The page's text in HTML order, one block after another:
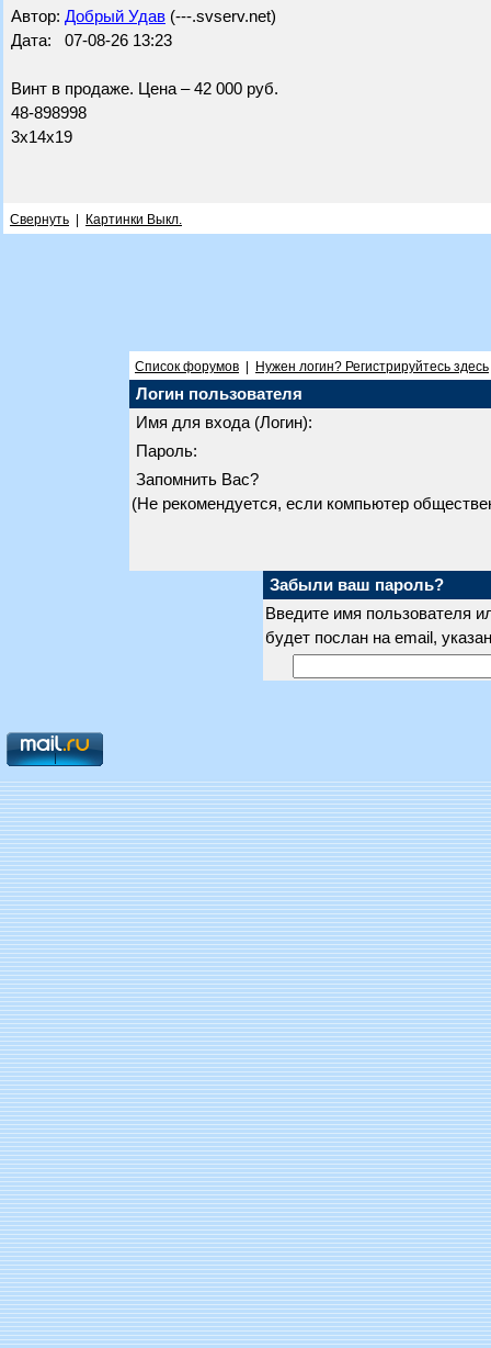
Автор: Добрый Удав (---.svserv.net)
Дата: 07-08-26 13:23
Винт в продаже. Цена – 42 000 руб.
48-898998
3х14х19
Свернуть Картинки Выкл.
Список форумов Нужен логин? Регистрируйтесь здесь
Логин пользователя
Имя для входа (Логин):
Пароль:
Запомнить Вас?
(Не рекомендуется, если компьютер
Забыли ваш пароль?
Введите имя пользователя
будет послан на email,